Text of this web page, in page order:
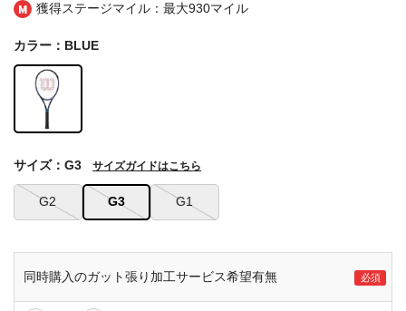
獲得ステージマイル：最大930マイル
同時購入のガット張り加工サービス希望有無
カラー：BLUE
G2 G3 G1
サイズ：G3 サイズガイドはこちら